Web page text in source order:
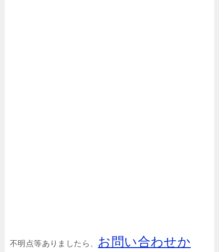
不明点等ありましたら、 お問い合わせか